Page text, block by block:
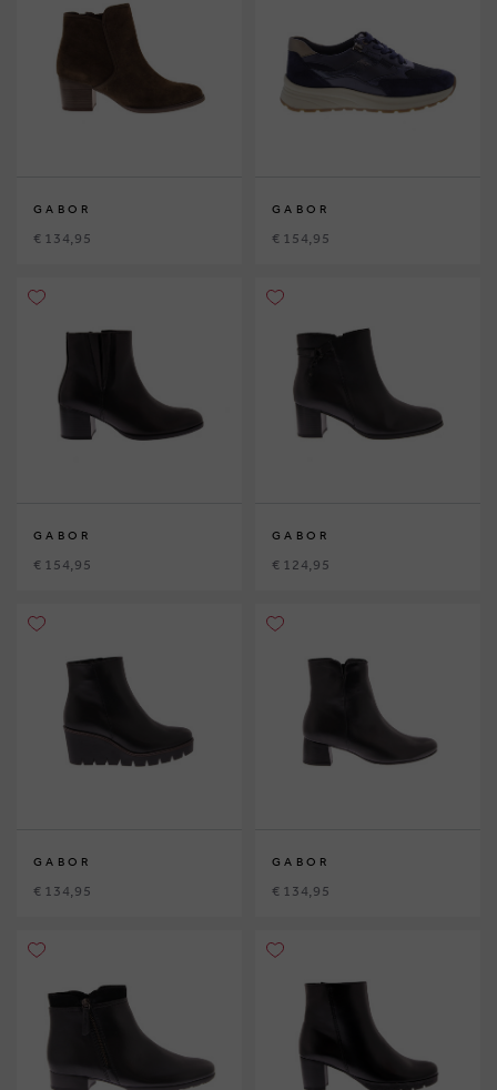
GABOR
€ 134,95
GABOR
€ 154,95
GABOR
€ 154,95
GABOR
€ 124,95
GABOR
€ 134,95
GABOR
€ 134,95